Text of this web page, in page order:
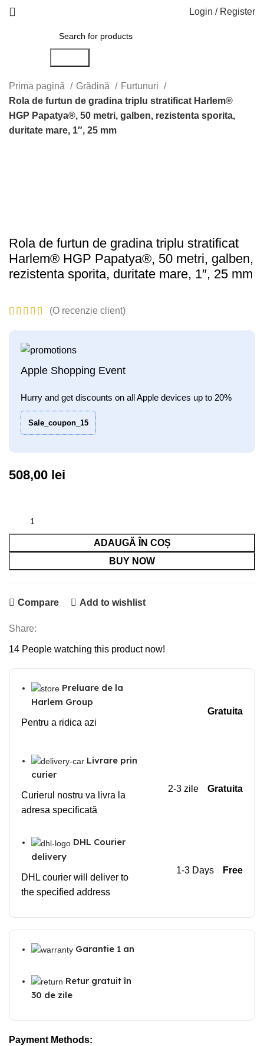
Login / Register
Prima pagină Grădină
Furtunuri
Rola de furtun de gradina triplu stratificat Harlem®
HGP Papatya®, 50 metri, galben, rezistenta sporita,
duritate mare, 1″, 25 mm
Rola de furtun de gradina triplu stratificat
Harlem® HGP Papatya®, 50 metri, galben,
rezistenta sporita, duritate mare, 1″, 25 mm
(O recenzie client)
Apple Shopping Event
Hurry and get discounts on all Apple devices up to 20%
Sale_coupon_15
508,00 lei
ADAUGĂ ÎN COȘ
BUY NOW
Compare Add to wishlist
Share:
14 People watching this product now!
Preluare de la
Harlem Group
Pentru a ridica azi
Gratuita
Livrare prin
curier
Curierul nostru va livra la
adresa specificată
2-3 zile Gratuita
DHL Courier
delivery
DHL courier will deliver to
the specified address
1-3 Days Free
Garantie 1 an
Retur gratuit în
30 de zile
Payment Methods: